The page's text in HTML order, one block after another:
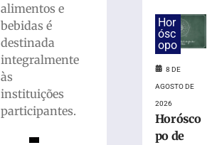
alimentos e
bebidas é
destinada
integralmente
às
instituições
participantes.
Rodeio
Crioulo
Nacional
Hor
ósc
opo
8 DE
AGOSTO DE
2026
Horósco
po de